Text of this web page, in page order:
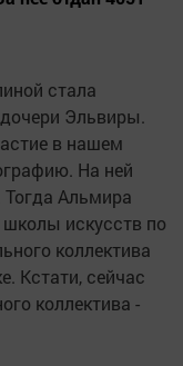
стала
Эльвиры.
в нашем
На ней
Альмира
искусств по
коллектива
Кстати, сейчас
коллектива -